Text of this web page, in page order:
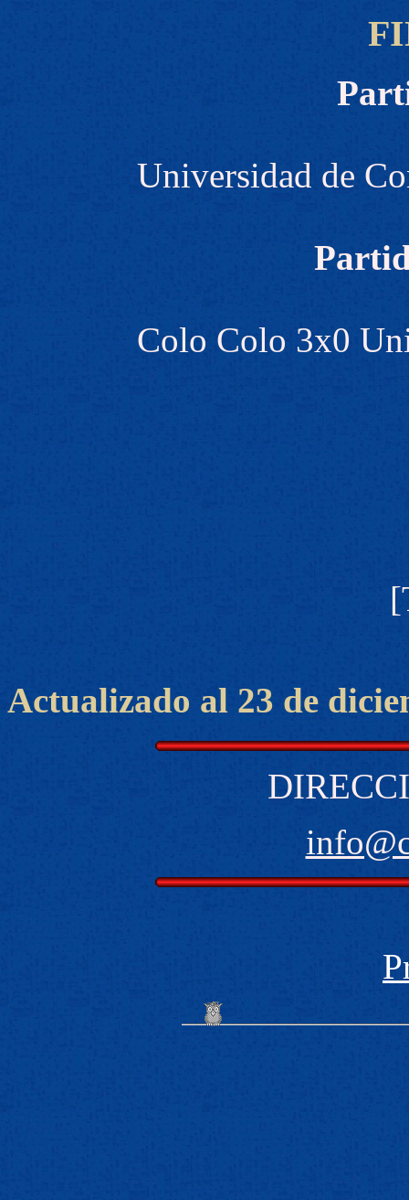
Universidad de
Colo Colo 3x0
[
Actualizado al 23 de